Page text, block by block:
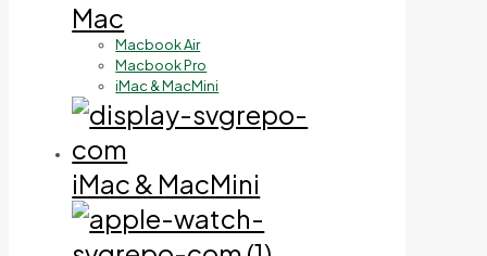
Mac
Macbook Air
Macbook Pro
iMac & MacMini
iMac & MacMini